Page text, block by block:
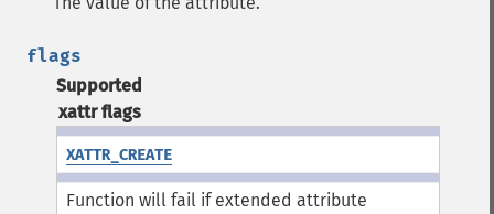
flags
Supported
xattr flags
XATTR_CREATE
Function will fail if extended attribute